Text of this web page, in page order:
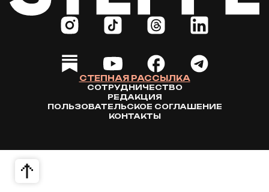
СТЕПНАЯ РАССЫЛКА
СОТРУДНИЧЕСТВО
РЕДАКЦИЯ
ПОЛЬЗОВАТЕЛЬСКОЕ СОГЛАШЕНИЕ
КОНТАКТЫ